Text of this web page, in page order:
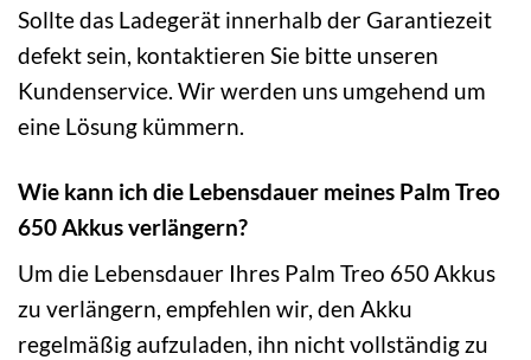
Sollte das Ladegerät innerhalb der Garantiezeit
defekt sein, kontaktieren Sie bitte unseren
Kundenservice. Wir werden uns umgehend um
eine Lösung kümmern.
Wie kann ich die Lebensdauer meines Palm Treo
650 Akkus verlängern?
Um die Lebensdauer Ihres Palm Treo 650 Akkus
zu verlängern, empfehlen wir, den Akku
regelmäßig aufzuladen, ihn nicht vollständig zu